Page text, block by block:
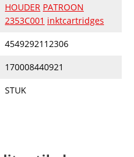
HOUDER PATROON
2353C001 inktcartridges
4549292112306
170008440921
STUK